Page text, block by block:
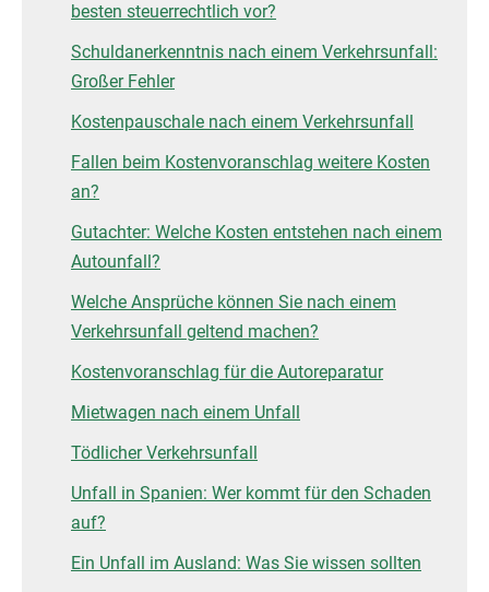
besten steuerrechtlich vor?
Schuldanerkenntnis nach einem Verkehrsunfall:
Großer Fehler
Kostenpauschale nach einem Verkehrsunfall
Fallen beim Kostenvoranschlag weitere Kosten
an?
Gutachter: Welche Kosten entstehen nach einem
Autounfall?
Welche Ansprüche können Sie nach einem
Verkehrsunfall geltend machen?
Kostenvoranschlag für die Autoreparatur
Mietwagen nach einem Unfall
Tödlicher Verkehrsunfall
Unfall in Spanien: Wer kommt für den Schaden
auf?
Ein Unfall im Ausland: Was Sie wissen sollten